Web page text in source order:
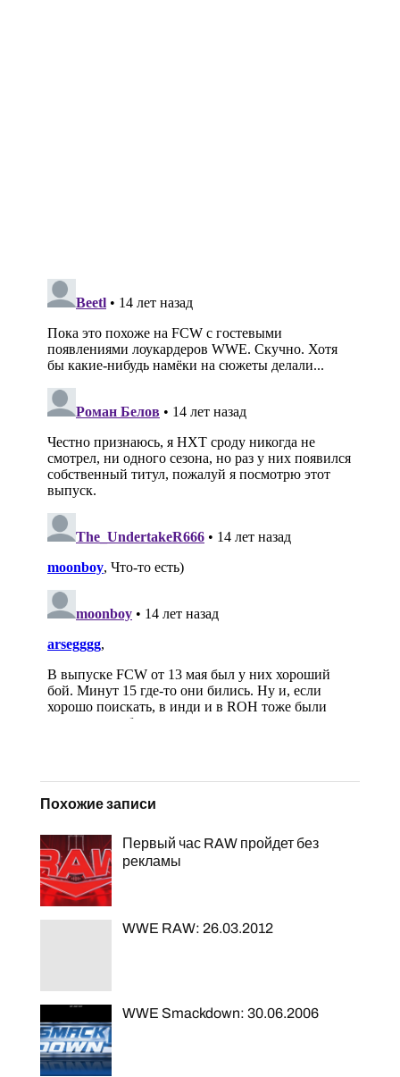
Похожие записи
Первый час RAW пройдет без
рекламы
WWE RAW: 26.03.2012
WWE Smackdown: 30.06.2006